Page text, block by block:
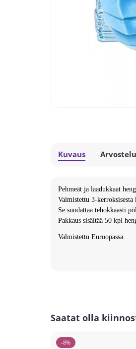
Kuvaus
Pehmeät ja laadukkaat
Valmistettu 3-kerroksisesta
Se suodattaa tehokkaasti
Pakkaus sisältää 50 kpl
Valmistettu Euroopassa.
Saatat olla
-8%